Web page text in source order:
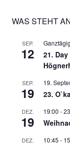
WAS STEHT
SEP.
12
Ganztägig
21.
SEP.
19
19.
23.
DEZ.
19
19:00 -
DEZ. 10:45 -